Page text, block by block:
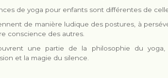
de yoga pour enfants sont différentes de
de manière ludique des postures, à
conscience des autres.
une partie de la philosophie du
et la magie du silence.